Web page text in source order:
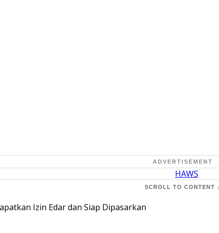
ADVERTISEMENT
SCROLL TO CONTENT ↓
Izin Edar dan Siap Dipasarkan